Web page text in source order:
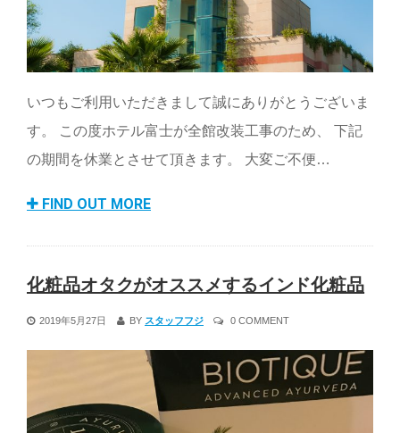
いつもご利用いただきまして誠にありがとうございま
す。 この度ホテル富士が全館改装工事のため、 下記
の期間を休業とさせて頂きます。 大変ご不便…
FIND OUT MORE
化粧品オタクがオススメするインド化粧品
2019年5月27日 BY スタッフフジ 0 COMMENT